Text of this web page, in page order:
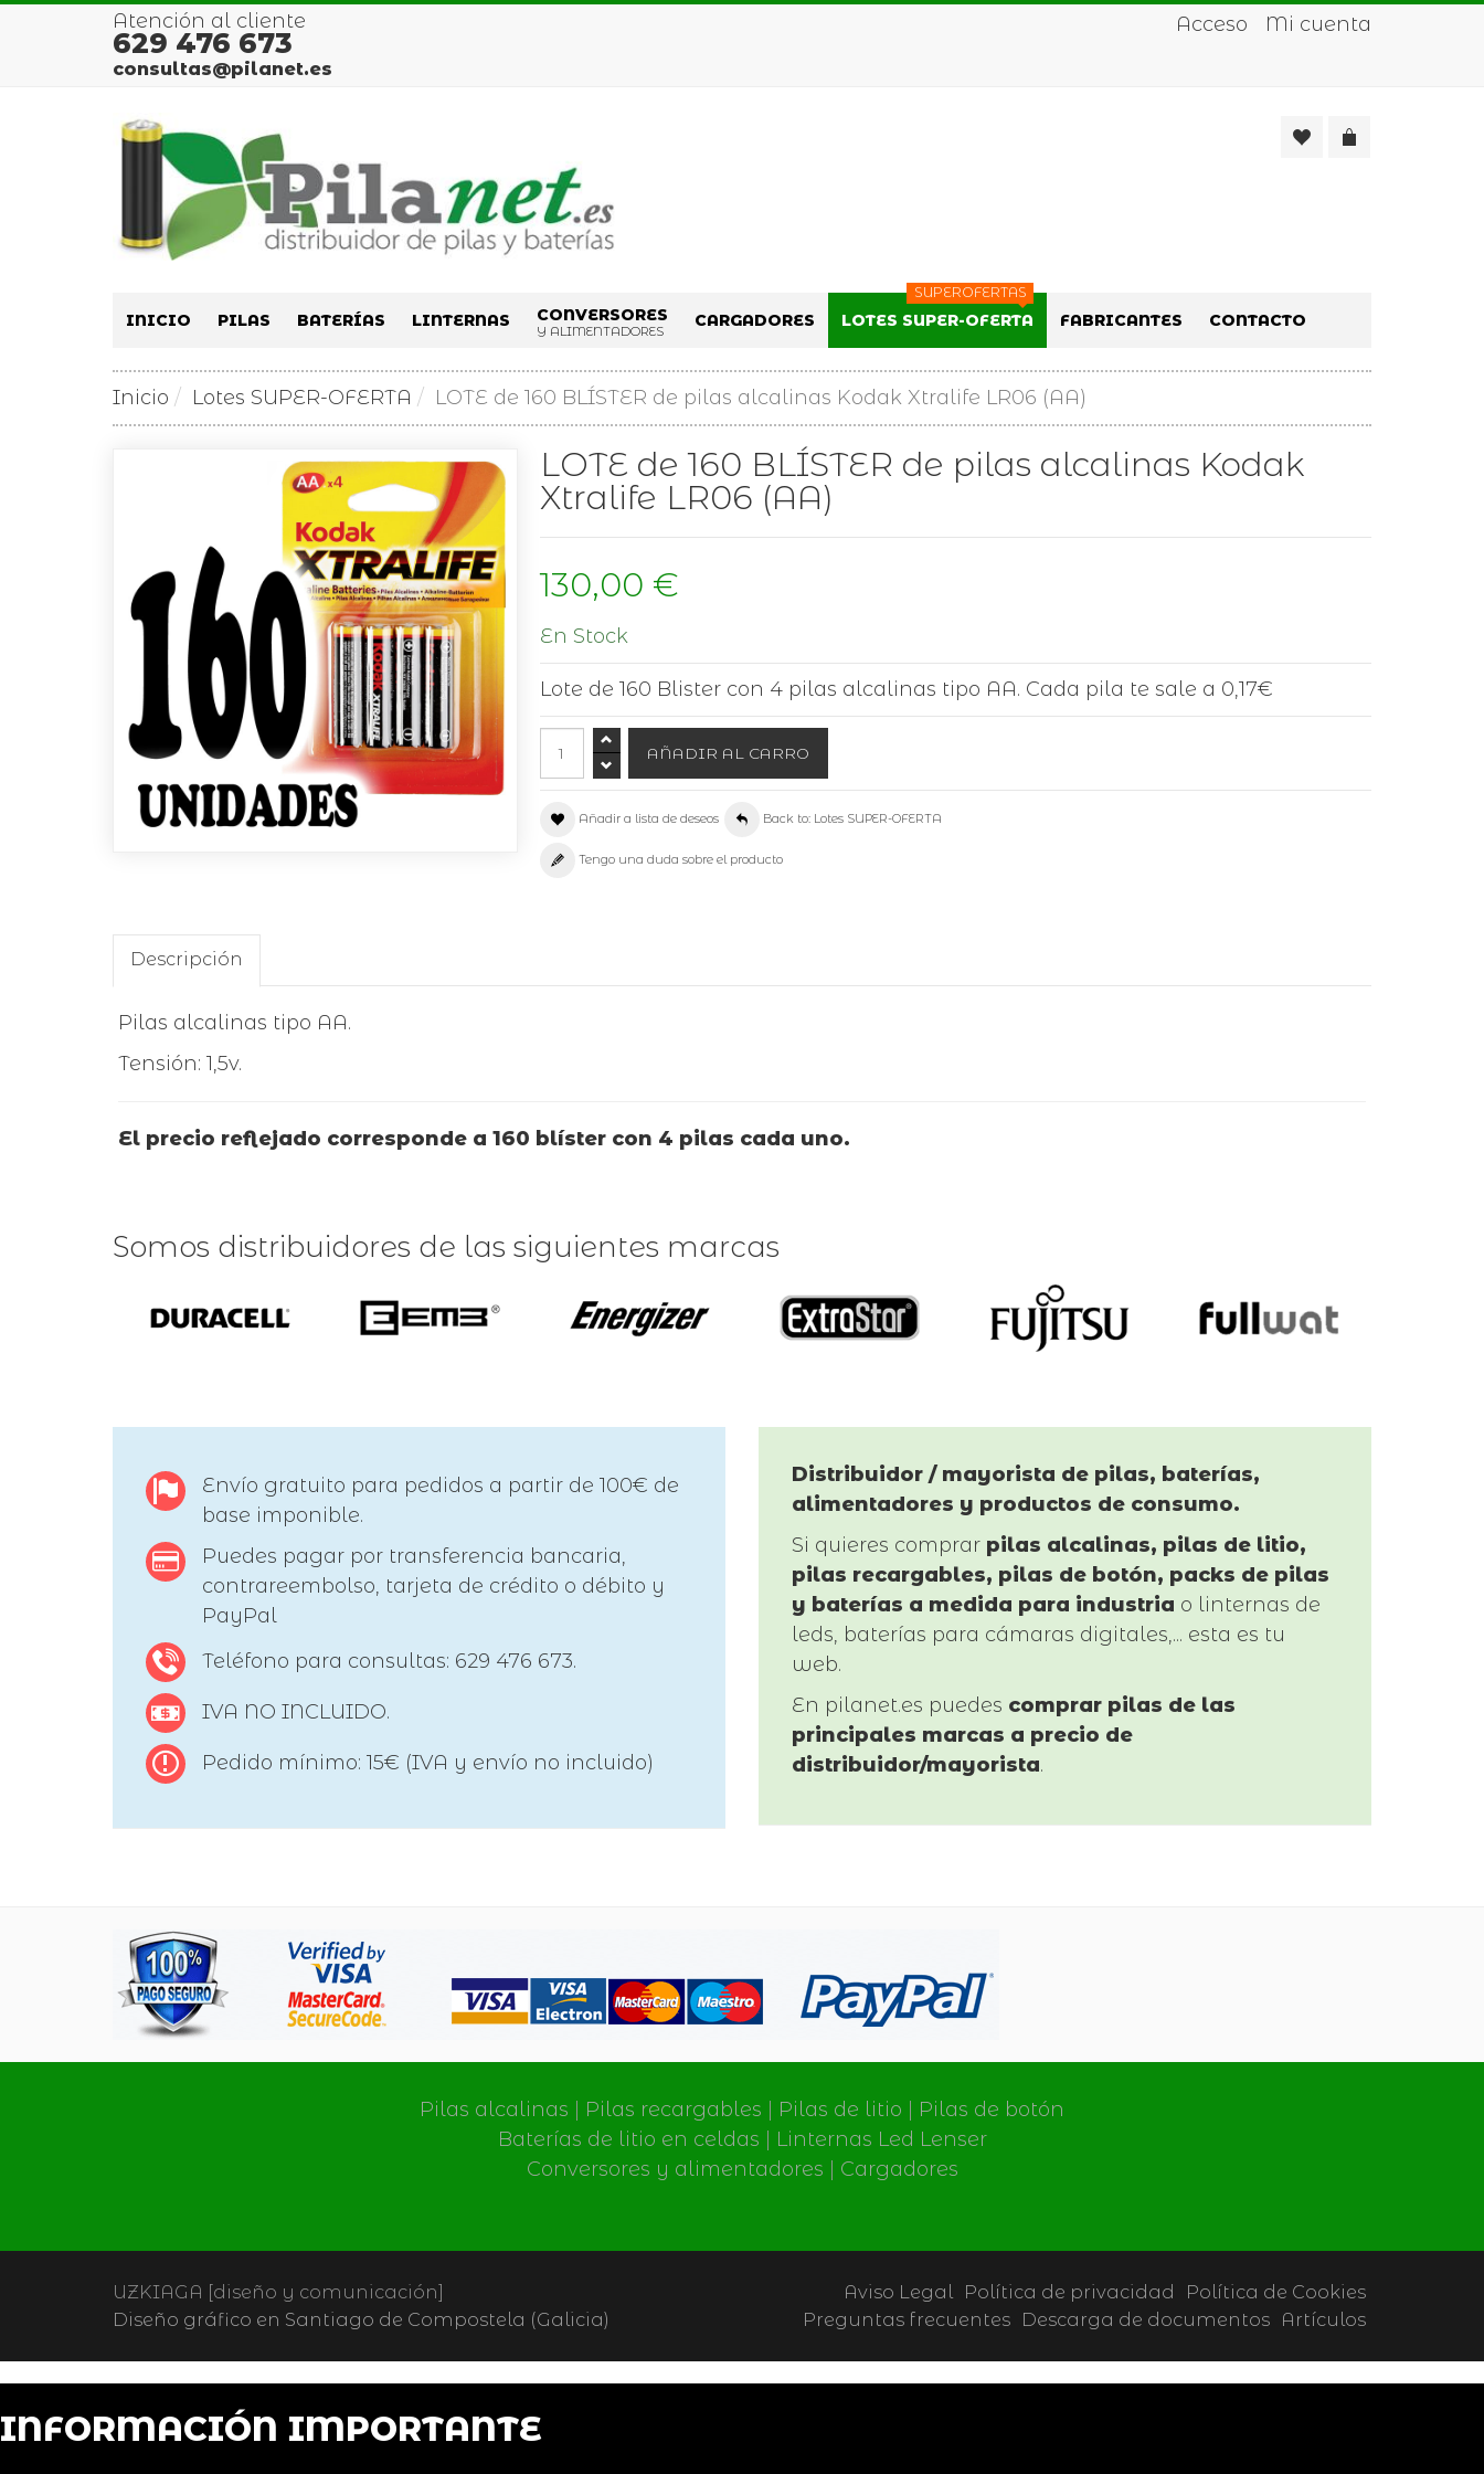
Atención al cliente
629 476 673
consultas@pilanet.es
Acceso Mi cuenta
INICIO PILAS BATERÍAS LINTERNAS CONVERSORES
Y ALIMENTADORES
CARGADORES LOTES SUPER-OFERTA
SUPEROFERTAS
FABRICANTES CONTACTO
Inicio Lotes SUPER-OFERTA LOTE de 160 BLÍSTER de pilas alcalinas Kodak Xtralife LR06 (AA)
LOTE de 160 BLÍSTER de pilas alcalinas Kodak
Xtralife LR06 (AA)
130,00 €
En Stock
Lote de 160 Blister con 4 pilas alcalinas tipo AA. Cada pila te sale a 0,17€
Añadir a lista de deseos Back to: Lotes SUPER-OFERTA
Tengo una duda sobre el producto
Descripción
Pilas alcalinas tipo AA.
Tensión: 1,5v.
El precio reflejado corresponde a 160 blíster con 4 pilas cada uno.
Somos distribuidores de las siguientes marcas
Envío gratuito para pedidos a partir de 100€ de
base imponible.
Puedes pagar por transferencia bancaria,
contrareembolso, tarjeta de crédito o débito y
PayPal
Teléfono para consultas: 629 476 673.
IVA NO INCLUIDO.
Pedido mínimo: 15€ (IVA y envío no incluido)
Distribuidor / mayorista de pilas, baterías,
alimentadores y productos de consumo.
Si quieres comprar pilas alcalinas, pilas de litio,
pilas recargables, pilas de botón, packs de pilas
y baterías a medida para industria o linternas de
leds, baterías para cámaras digitales,... esta es tu
web.
En pilanet.es puedes comprar pilas de las
principales marcas a precio de
distribuidor/mayorista.
Pilas alcalinas Pilas recargables Pilas de litio
Pilas de botón
Baterías de litio en celdas
Linternas Led Lenser
Conversores y alimentadores
Cargadores
UZKIAGA [diseño y comunicación]
Diseño gráfico en Santiago de Compostela (Galicia)
Aviso Legal Política de privacidad
Política de Cookies
Preguntas frecuentes Descarga de documentos Artículos
INFORMACIÓN IMPORTANTE